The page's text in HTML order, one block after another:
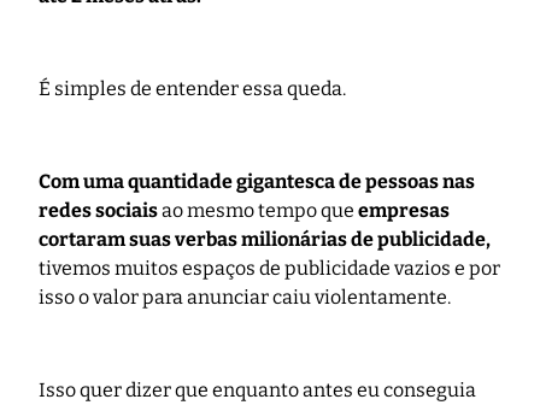
É simples de entender essa queda.
Com uma quantidade gigantesca de pessoas nas
redes sociaisao mesmo tempo queempresas
cortaram suas verbas milionárias de publicidade,
tivemos muitos espaços de publicidade vazios e por
isso o valor para anunciar caiu violentamente.
Isso quer dizer que enquanto antes eu conseguia